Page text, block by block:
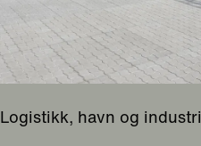
Logistikk, havn og industri